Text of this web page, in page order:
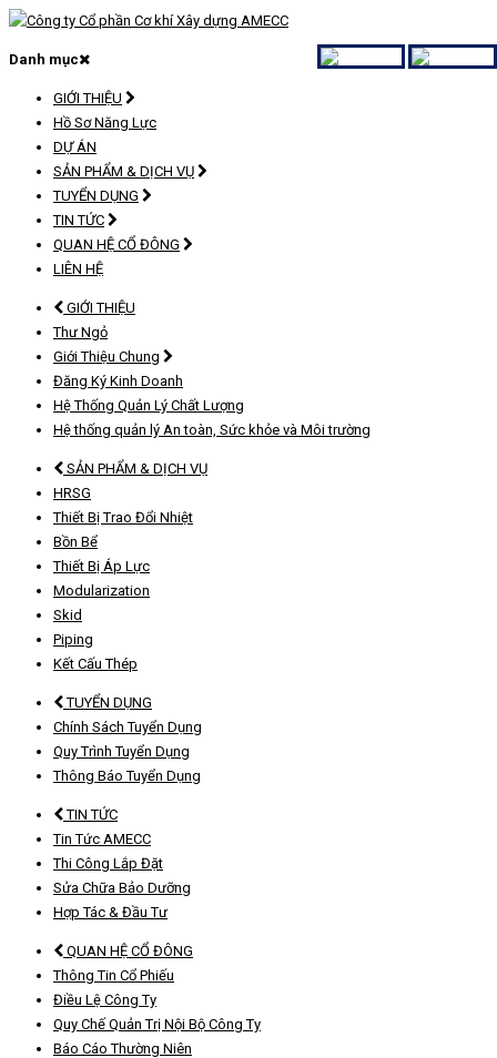
Danh mục
GIỚI THIỆU
Hồ Sơ Năng Lực
DỰ ÁN
SẢN PHẨM & DỊCH VỤ
TUYỂN DỤNG
TIN TỨC
QUAN HỆ CỔ ĐÔNG
LIÊN HỆ
GIỚI THIỆU
Thư Ngỏ
Giới Thiệu Chung
Đăng Ký Kinh Doanh
Hệ Thống Quản Lý Chất Lượng
Hệ thống quản lý An toàn, Sức khỏe và Môi trường
SẢN PHẨM & DỊCH VỤ
HRSG
Thiết Bị Trao Đổi Nhiệt
Bồn Bể
Thiết Bị Áp Lực
Modularization
Skid
Piping
Kết Cấu Thép
TUYỂN DỤNG
Chính Sách Tuyển Dụng
Quy Trình Tuyển Dụng
Thông Báo Tuyển Dụng
TIN TỨC
Tin Tức AMECC
Thi Công Lắp Đặt
Sửa Chữa Bảo Dưỡng
Hợp Tác & Đầu Tư
QUAN HỆ CỔ ĐÔNG
Thông Tin Cổ Phiếu
Điều Lệ Công Ty
Quy Chế Quản Trị Nội Bộ Công Ty
Báo Cáo Thường Niên